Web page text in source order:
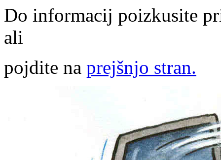
Do informacij poizkusite
ali
pojdite na prejšnjo stran.